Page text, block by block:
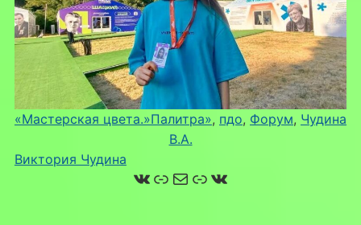
«Мастерская цвета.»Палитра», пдо, Форум, Чудина
В.А.
Виктория Чудина
ВКонтакте
Ссылка
Почта
Ссылка
ВКонтакте